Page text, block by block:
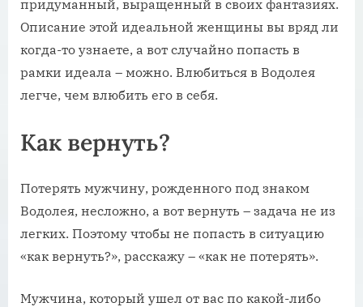
придуманный, выращенный в своих фантазиях.
Описание этой идеальной женщины вы вряд ли
когда-то узнаете, а вот случайно попасть в
рамки идеала – можно. Влюбиться в Водолея
легче, чем влюбить его в себя.
Как вернуть?
Потерять мужчину, рожденного под знаком
Водолея, несложно, а вот вернуть – задача не из
легких. Поэтому чтобы не попасть в ситуацию
«как вернуть?», расскажу – «как не потерять».
Мужчина, который ушел от вас по какой-либо